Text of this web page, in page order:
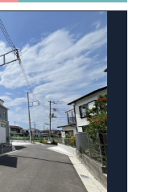
級で最高の3を取得。
発生する地震に対し
、さらに1.5倍の耐震
国が認めた第三者機関
通りに施工されている
れます。
況を検査した上で、品